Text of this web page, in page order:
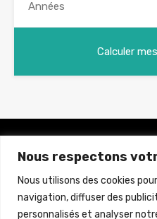
Nous respectons
Nous utilisons des cookies
navigation, diffuser des
personnalisés et analyser
Brun